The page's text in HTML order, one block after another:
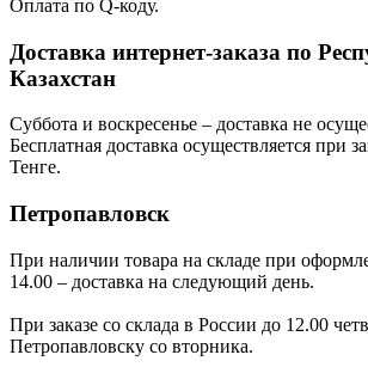
Оплата по Q-коду.
Доставка интернет-заказа по
Казахстан
Суббота и воскресенье – доставка не
Бесплатная доставка осуществляется при
Тенге.
Петропавловск
При наличии товара на складе при
14.00 – доставка на следующий день.
При заказе со склада в России до 12.00
Петропавловску со вторника.